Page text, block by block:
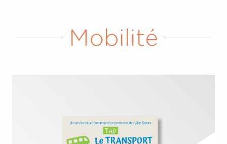
Mobilité